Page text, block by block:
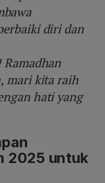
diri dan
Ramadhan
mari kita raih
hati yang
2025 untuk